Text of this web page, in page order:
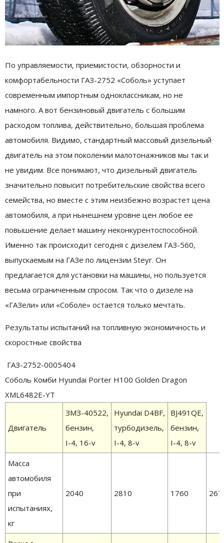
По управляемости, приемистости, обзорности и
комфортабельности ГАЗ-2752 «Соболь» уступает
современным импортным одноклассникам, но не
намного. А вот бензиновый двигатель с большим
расходом топлива, действительно, большая проблема
автомобиля. Видимо, стандартный массовый дизельный
двигатель на этом поколении малотонажников мы так и
не увидим. Все понимают, что дизельный двигатель
значительно повысит потребительские свойства всего
семейства, но вместе с этим неизбежно возрастет цена
автомобиля, а при нынешнем уровне цен любое ее
повышение делает машину неконкурентоспособной.
Именно так происходит сегодня с дизелем ГАЗ-560,
выпускаемым на ГАЗе по лицензии Steyr. Он
предлагается для установки на машины, но пользуется
весьма ограниченным спросом. Так что о дизеле на
«ГАЗели» или «Соболе» остается только мечтать.
Результаты испытаний на топливную экономичность и
скоростные свойства
ГАЗ-2752-0005404
Соболь Комби Hyundai Porter H100 Golden Dragon
XML6482E-YT
Двигатель
ЗМЗ-40522,
бензин,
I-4, 16-v
Hyundai D4BF,
турбодизель,
I-4, 8-v
BJ491QE,
бензин,
I-4, 8-v
Масса
автомобиля
при
испытаниях,
кг
2040 2810 1760